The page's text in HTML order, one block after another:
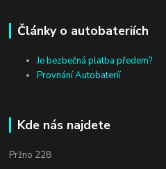
Články o autobateriích
Je bezbečná platba předem?
Provnání Autobateríí
Kde nás najdete
Pržno 228